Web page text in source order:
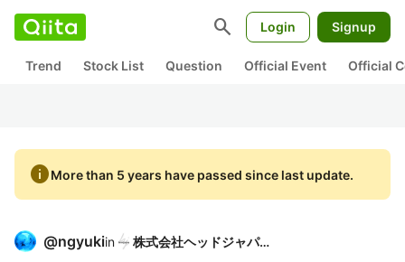
search Login Signup
Trend Stock List Question Official Event Official
infoMore than 5 years have passed since last update.
@ngyukiin 株式会社ヘッドジャパン